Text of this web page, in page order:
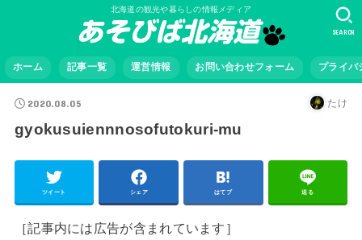
北海道の観光や暮らしの情報メディア
ホーム 記事一覧 運営情報 お問い合わせフォーム プライバ
SEARCH
2020.08.05 たけ
gyokusuiennnosofutokuri-mu
ツイート シェア はてブ 送る
［記事内には広告が含まれています］